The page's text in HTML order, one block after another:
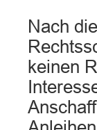
Nach
keinen